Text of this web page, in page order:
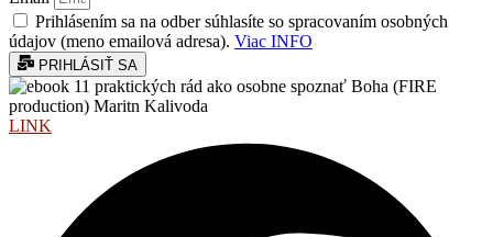
Prihlásením sa na odber súhlasíte so spracovaním osobných
údajov (meno emailová adresa). Viac INFO
PRIHLÁSIŤ SA
LINK